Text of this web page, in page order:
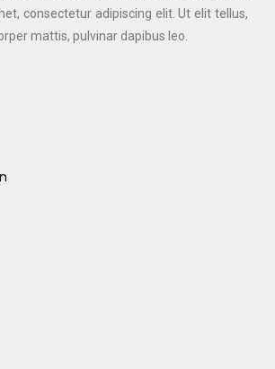
consectetur adipiscing elit. Ut elit tellus,
mattis, pulvinar dapibus leo.